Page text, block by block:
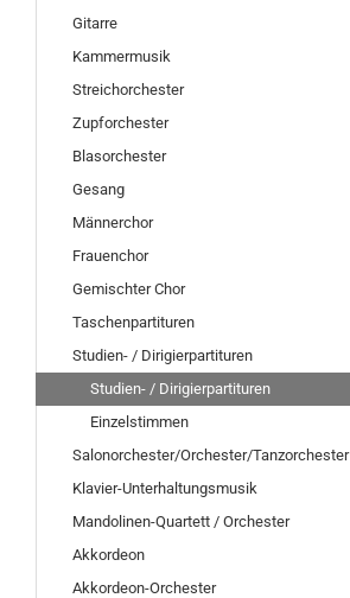
Gitarre
Kammermusik
Streichorchester
Zupforchester
Blasorchester
Gesang
Männerchor
Frauenchor
Gemischter Chor
Taschenpartituren
Studien- / Dirigierpartituren
Studien- / Dirigierpartituren
Einzelstimmen
Salonorchester/Orchester/Tanzorchester
Klavier-Unterhaltungsmusik
Mandolinen-Quartett / Orchester
Akkordeon
Akkordeon-Orchester